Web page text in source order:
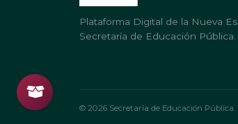
Plataforma Digital de la Nueva
Secretaría de Educación Pública.
© 2026 Secretaría de Educación Pública.